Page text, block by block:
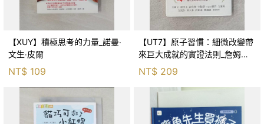
【XUY】積極思考的力量_諾曼‧
文生‧皮爾
NT$ 109
【UT7】原子習慣：細微改變帶
來巨大成就的實證法則_詹姆斯‧
克利爾, 蔡世偉
NT$ 209